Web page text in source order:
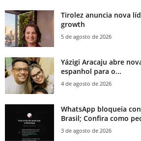
Tirolez anuncia nova
growth
5 de agosto de 2026
Yázigi Aracaju abre
espanhol para o...
4 de agosto de 2026
WhatsApp bloqueia
Brasil; Confira como
3 de agosto de 2026